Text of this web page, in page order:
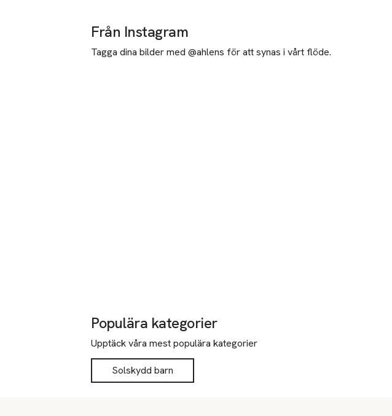
Från Instagram
Tagga dina bilder med @ahlens för att synas i vårt flöde.
Populära kategorier
Upptäck våra mest populära kategorier
Solskydd barn